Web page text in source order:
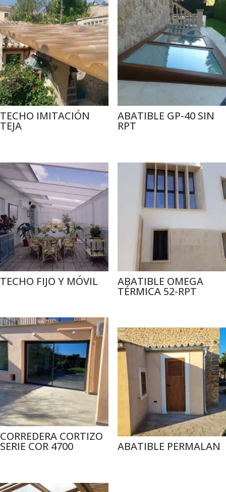
TECHO IMITACIÓN
TEJA
ABATIBLE GP-40 SIN
RPT
TECHO FIJO Y MÓVIL ABATIBLE OMEGA
TÉRMICA 52-RPT
CORREDERA CORTIZO
SERIE COR 4700 ABATIBLE PERMALAN